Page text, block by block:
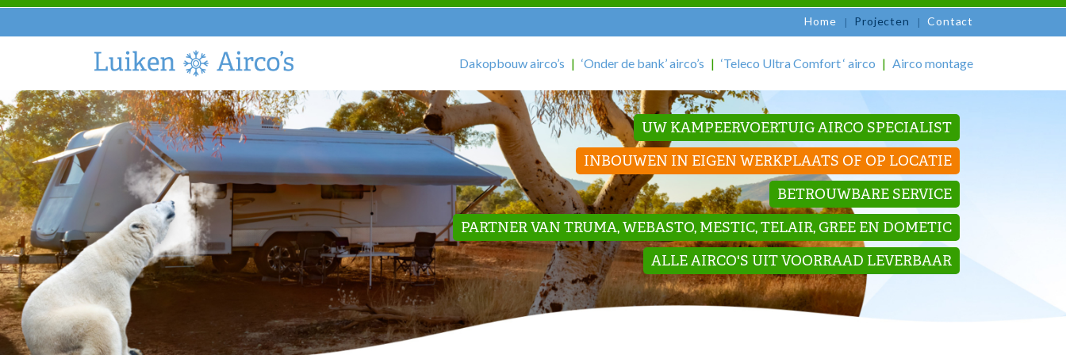
Home Projecten Contact
Dakopbouw airco’s ‘Onder de bank’ airco’s ‘Teleco Ultra Comfort ‘ airco Airco montage
UW KAMPEERVOERTUIG AIRCO SPECIALIST
INBOUWEN IN EIGEN WERKPLAATS OF OP LOCATIE
BETROUWBARE SERVICE
PARTNER VAN TRUMA, WEBASTO, MESTIC, TELAIR, GREE EN DOMETIC
ALLE AIRCO'S UIT VOORRAAD LEVERBAAR